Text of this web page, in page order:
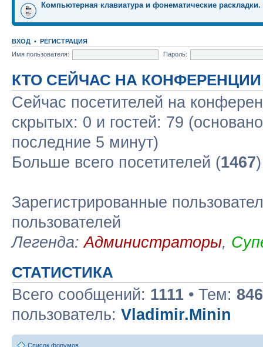
Компьютерная клавиатура и фонематические раскладки.
ВХОД • РЕГИСТРАЦИЯ
Имя пользователя:
Пароль:
КТО СЕЙЧАС НА КОНФЕРЕНЦИИ
Сейчас посетителей на
скрытых: 0 и гостей: 79
последние 5 минут)
Больше всего посетителей (1467
Зарегистрированные
пользователей
Легенда:Администраторы,
СТАТИСТИКА
Всего сообщений: 1111 • Тем: 846
пользователь: Vladimir.Minin
Список форумов